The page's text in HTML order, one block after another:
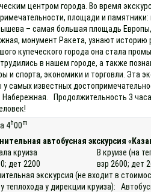
центром города. Во время
площади и
– самая большая площадь
монумент Ракета, узнают историю
купеческого города она стала
в нашем городе, а также
и спорта, экономики и торговли. Эта
самых известных
Набережная. Продолжительность 3
4h00m
автобусная экскурсия
круиза
дет 2200
В круизе (на
взр 2600; дет
экскурсия (не входит в
теплохода у дирекции круиза):